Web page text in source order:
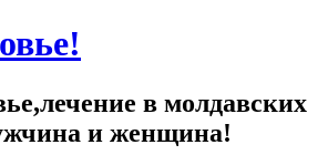
в молдавских
и женщина!